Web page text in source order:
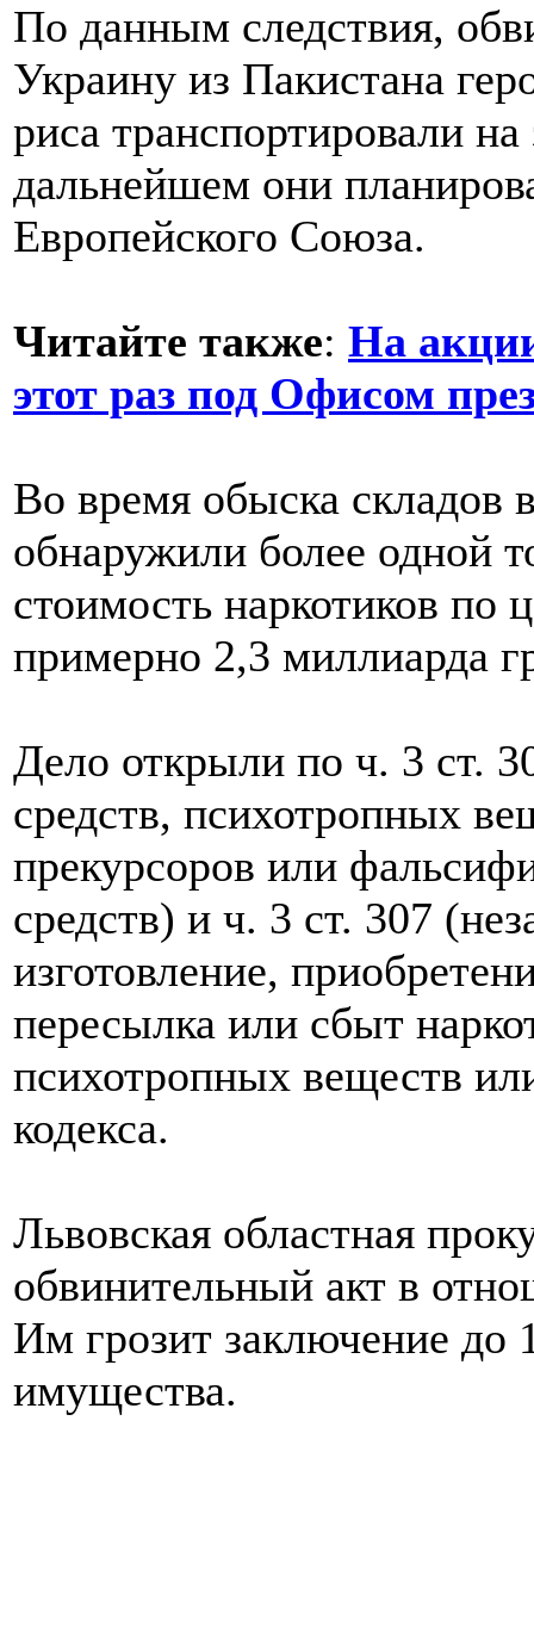
По данным следствия,
Украину из Пакистана
риса транспортировали
дальнейшем они
Европейского Союза.
Читайте также: На
этот раз под Офисом
Во время обыска складов
обнаружили более одной
стоимость наркотиков по
примерно 2,3 миллиарда
Дело открыли по ч. 3 ст.
средств, психотропных
прекурсоров или
средств) и ч. 3 ст. 307
изготовление,
пересылка или сбыт
психотропных веществ
кодекса.
Львовская областная
обвинительный акт в
Им грозит заключение до
имущества.